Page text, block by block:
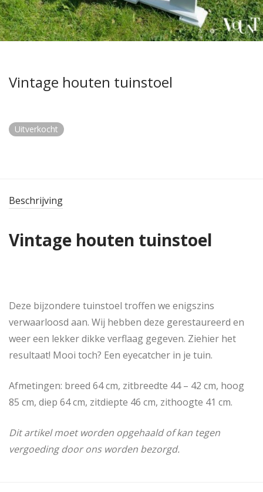
Vintage houten tuinstoel
Uitverkocht
Beschrijving
Vintage houten tuinstoel
Deze bijzondere tuinstoel troffen we enigszins
verwaarloosd aan. Wij hebben deze gerestaureerd en
weer een lekker dikke verflaag gegeven. Ziehier het
resultaat! Mooi toch? Een eyecatcher in je tuin.
Afmetingen: breed 64 cm, zitbreedte 44 – 42 cm, hoog
85 cm, diep 64 cm, zitdiepte 46 cm, zithoogte 41 cm.
Dit artikel moet worden opgehaald of kan tegen
vergoeding door ons worden bezorgd.